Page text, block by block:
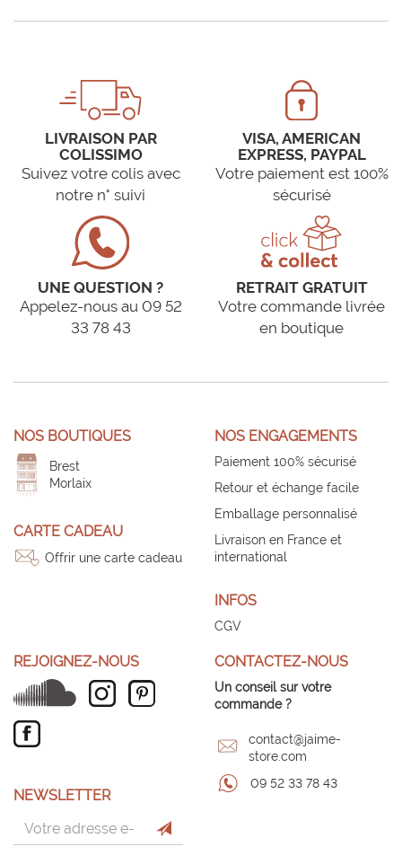
LIVRAISON PAR
COLISSIMO
Suivez votre colis avec
notre n° suivi
VISA, AMERICAN
EXPRESS, PAYPAL
Votre paiement est 100%
sécurisé
UNE QUESTION ?
Appelez-nous au 09 52
33 78 43
RETRAIT GRATUIT
Votre commande livrée
en boutique
NOS BOUTIQUES
Brest
Morlaix
CARTE CADEAU
Offrir une carte cadeau
NOS ENGAGEMENTS
Paiement 100% sécurisé
Retour et échange facile
Emballage personnalisé
Livraison en France et
international
INFOS
CGV
REJOIGNEZ-NOUS
NEWSLETTER
CONTACTEZ-NOUS
Un conseil sur votre
commande ?
contact@jaime-
store.com
09 52 33 78 43